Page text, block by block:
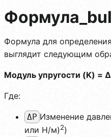
Формула для
выглядит следующим
Модуль упругости (K) =
Где:
ΔP Изменение
или Н/м)2)